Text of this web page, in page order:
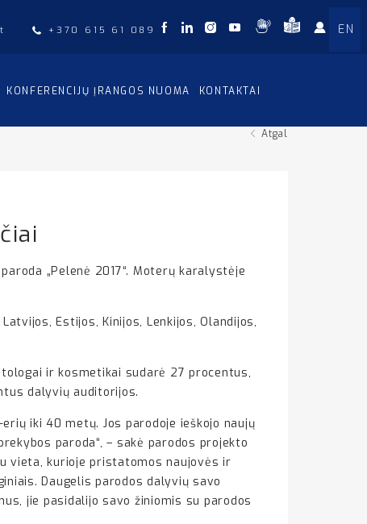
+370 615 61 089 EN
KONFERENCIJŲ ĮRANGOS NUOMA KONTAKTAI
Atgal
„Pelenė 2017“. Moterų karalystėje
Estijos, Kinijos, Lenkijos, Olandijos,
ir kosmetikai sudarė 27 procentus,
dalyvių auditorijos.
iki 40 metų. Jos parodoje ieškojo naujų
paroda“, – sakė parodos projekto
vieta, kurioje pristatomos naujovės ir
Daugelis parodos dalyvių savo
jie pasidalijo savo žiniomis su parodos